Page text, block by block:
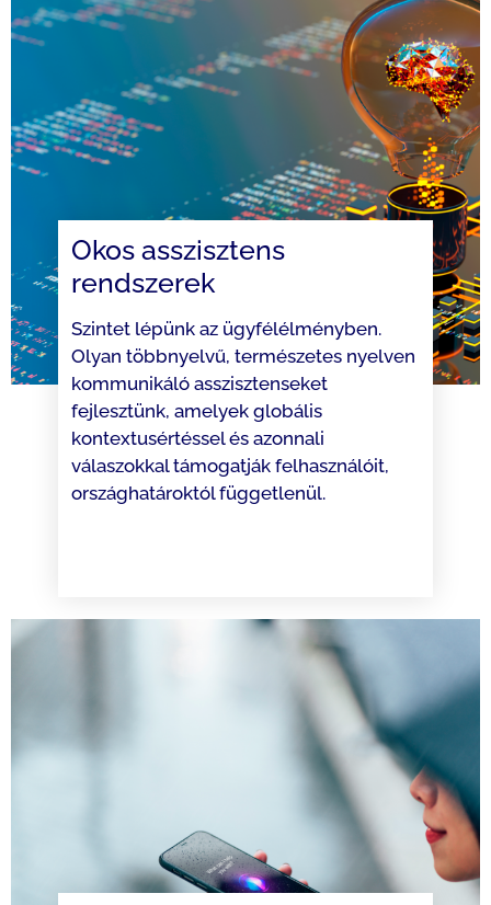
Okos asszisztens
rendszerek
Szintet lépünk az ügyfélélményben.
Olyan többnyelvű, természetes nyelven
kommunikáló asszisztenseket
fejlesztünk, amelyek globális
kontextusértéssel és azonnali
válaszokkal támogatják felhasználóit,
országhatároktól függetlenül.